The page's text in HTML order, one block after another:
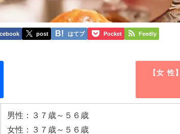
post はてブ Pocket Feedly
【女 性】
男性：３７歳～５６歳
女性：３７歳～５６歳